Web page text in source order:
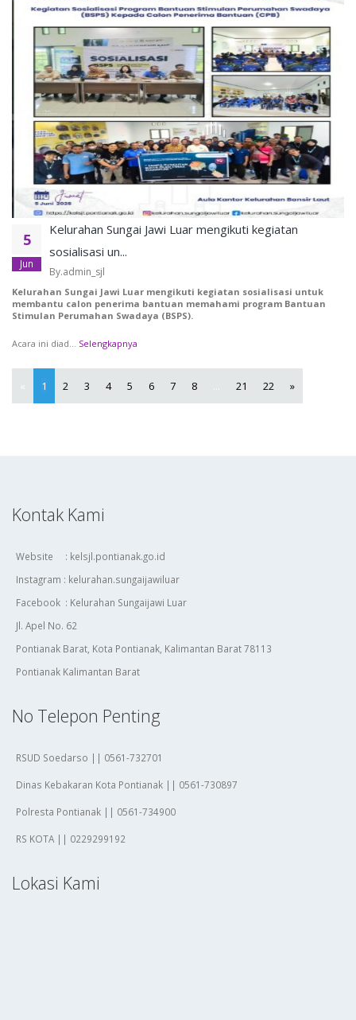
5
Jun
Kelurahan Sungai Jawi Luar mengikuti kegiatan
sosialisasi un...
By.admin_sjl
Kelurahan Sungai Jawi Luar mengikuti kegiatan sosialisasi untuk
membantu calon penerima bantuan memahami program Bantuan
Stimulan Perumahan Swadaya (BSPS).
Acara ini diad... Selengkapnya
1 2 3 4 5 6 7 8 21 22 »
Kontak Kami
Website : kelsjl.pontianak.go.id
Instagram : kelurahan.sungaijawiluar
Facebook : Kelurahan Sungaijawi Luar
Jl. Apel No. 62
Pontianak Barat, Kota Pontianak, Kalimantan Barat 78113
Pontianak Kalimantan Barat
No Telepon Penting
RSUD Soedarso || 0561-732701
Dinas Kebakaran Kota Pontianak || 0561-730897
Polresta Pontianak || 0561-734900
RS KOTA || 0229299192
Lokasi Kami